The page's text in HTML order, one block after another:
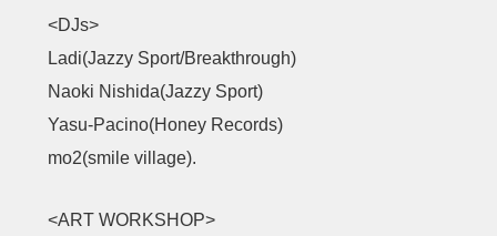
<DJs>
Ladi(Jazzy Sport/Breakthrough)
Naoki Nishida(Jazzy Sport)
Yasu-Pacino(Honey Records)
mo2(smile village).
<ART WORKSHOP>